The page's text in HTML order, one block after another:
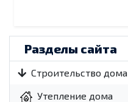
Разделы сайта
Строительство дома
Утепление дома